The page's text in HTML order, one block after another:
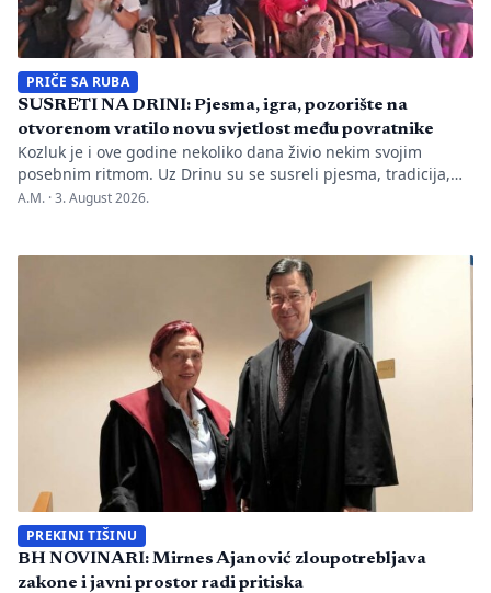
PRIČE SA RUBA
SUSRETI NA DRINI: Pjesma, igra, pozorište na
otvorenom vratilo novu svjetlost među povratnike
Kozluk je i ove godine nekoliko dana živio nekim svojim
posebnim ritmom. Uz Drinu su se susreli pjesma, tradicija,
gluma i ljudi, a „Susreti na Drini ’26“ još jednom su pokazali
se tih dana nije samo […]
A.M. ·3. August 2026.
PREKINI TIŠINU
BH NOVINARI: Mirnes Ajanović zloupotrebljava
zakone i javni prostor radi pritiska